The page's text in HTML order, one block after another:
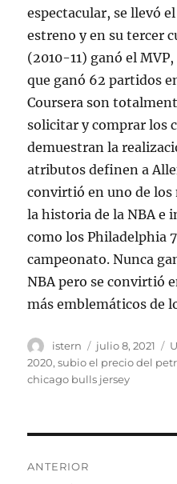
espectacular, se llevó
estreno y en su tercer
(2010-11) ganó el
que ganó 62 partidos
Coursera son
solicitar y comprar los
demuestran la
atributos definen a
convirtió en uno de los
la historia de la NBA e
como los Philadelphia
campeonato. Nunca
NBA pero se convirtió
más emblemáticos de
Autor
istern
Publicado
el
julio 8, 2021
2020,subio el precio del
chicago bulls jersey
ANTERIOR